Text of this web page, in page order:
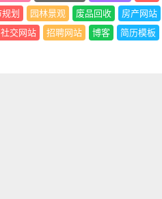
划 园林景观 废品回收 房产网站
社交网站 招聘网站 博客 简历模板